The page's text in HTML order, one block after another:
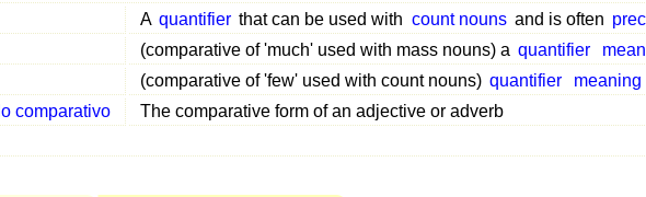
A quantifier that can be used with count nouns and is often
(comparative of 'much' used with mass nouns) a quantifier
(comparative of 'few' used with count nouns) quantifier meaning
comparativo
The comparative form of an adjective or adverb